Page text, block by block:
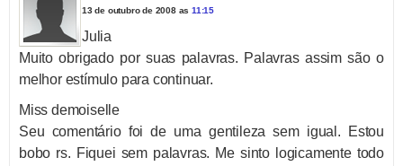
13 de outubro de 2008 as11:15
Julia
Muito obrigado por suas palavras. Palavras assim são o
melhor estímulo para continuar.
Miss demoiselle
Seu comentário foi de uma gentileza sem igual. Estou
bobo rs. Fiquei sem palavras. Me sinto logicamente todo